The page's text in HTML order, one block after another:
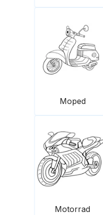
Moped
Motorrad